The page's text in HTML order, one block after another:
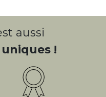
aussi
!